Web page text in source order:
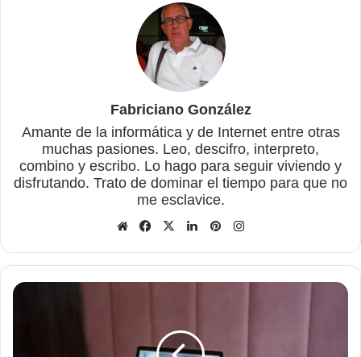
Fabriciano González
Amante de la informática y de Internet entre otras
muchas pasiones. Leo, descifro, interpreto,
combino y escribo. Lo hago para seguir viviendo y
disfrutando. Trato de dominar el tiempo para que no
me esclavice.
Sitio
Facebook
X LinkedInPinterest
Plugin